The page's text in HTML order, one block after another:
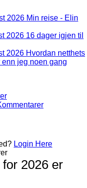
2026 Min reise - Elin
2026 16 dager igjen til
2026 Hvordan netthets
jeg noen gang
Login Here
2026 er